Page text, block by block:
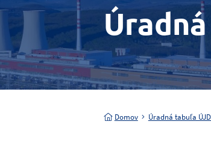
Domov Úradná tabuľa